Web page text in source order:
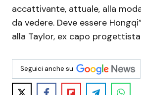
accattivante, attuale, alla
da vedere. Deve essere
alla Taylor, ex capo
Seguici anche su